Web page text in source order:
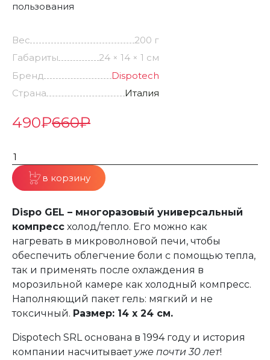
пользования
Вес
200 г
Габариты
24 × 14 × 1 см
Бренд
Dispotech
Страна
Италия
660₽
490₽
в корзину
Dispo GEL – многоразовый универсальный
компресс холод/тепло. Его можно как
нагревать в микроволновой печи, чтобы
обеспечить облегчение боли с помощью тепла,
так и применять после охлаждения в
морозильной камере как холодный компресс.
Наполняющий пакет гель: мягкий и не
токсичный. Размер: 14 х 24 см.
Dispotech SRL основана в 1994 году и история
компании насчитывает уже почти 30 лет!